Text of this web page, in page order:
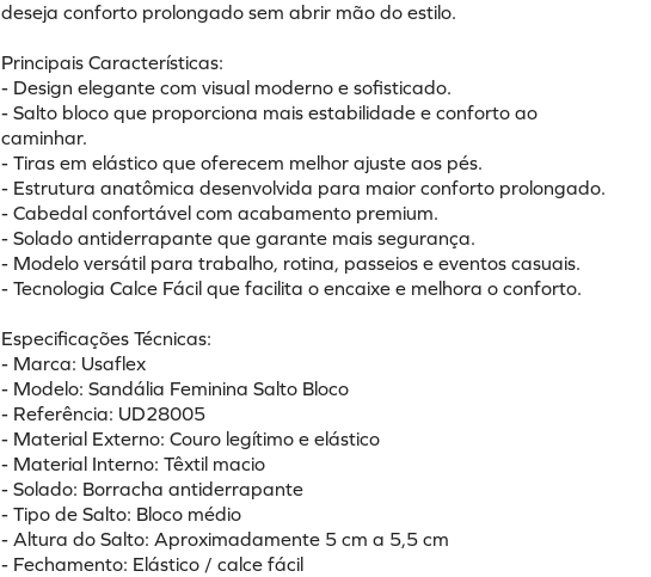
deseja conforto prolongado sem abrir mão do estilo.
Principais Características:
- Design elegante com visual moderno e sofisticado.
- Salto bloco que proporciona mais estabilidade e conforto ao
caminhar.
- Tiras em elástico que oferecem melhor ajuste aos pés.
- Estrutura anatômica desenvolvida para maior conforto prolongado.
- Cabedal confortável com acabamento premium.
- Solado antiderrapante que garante mais segurança.
- Modelo versátil para trabalho, rotina, passeios e eventos casuais.
- Tecnologia Calce Fácil que facilita o encaixe e melhora o conforto.
Especificações Técnicas:
- Marca: Usaflex
- Modelo: Sandália Feminina Salto Bloco
- Referência: UD28005
- Material Externo: Couro legítimo e elástico
- Material Interno: Têxtil macio
- Solado: Borracha antiderrapante
- Tipo de Salto: Bloco médio
- Altura do Salto: Aproximadamente 5 cm a 5,5 cm
- Fechamento: Elástico / calce fácil